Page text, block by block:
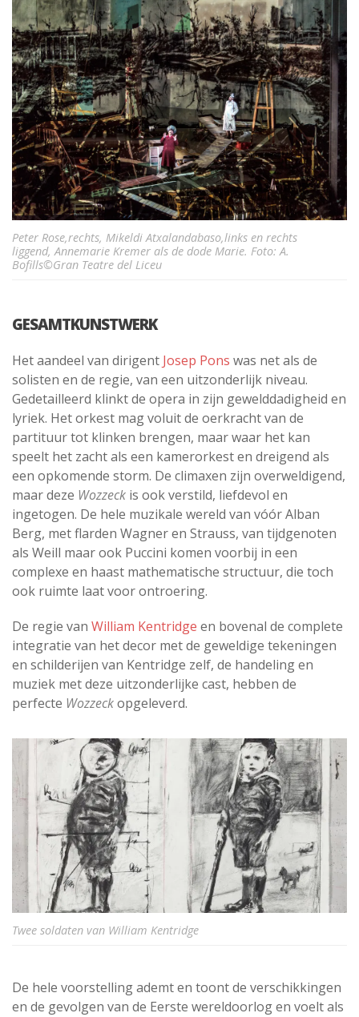
Peter Rose,rechts, Mikeldi Atxalandabaso,links en rechts
liggend, Annemarie Kremer als de dode Marie. Foto: A.
Bofills©Gran Teatre del Liceu
GESAMTKUNSTWERK
Het aandeel van dirigent Josep Pons was net als de
solisten en de regie, van een uitzonderlijk niveau.
Gedetailleerd klinkt de opera in zijn gewelddadigheid en
lyriek. Het orkest mag voluit de oerkracht van de
partituur tot klinken brengen, maar waar het kan
speelt het zacht als een kamerorkest en dreigend als
een opkomende storm. De climaxen zijn overweldigend,
maar deze Wozzeck is ook verstild, liefdevol en
ingetogen. De hele muzikale wereld van vóór Alban
Berg, met flarden Wagner en Strauss, van tijdgenoten
als Weill maar ook Puccini komen voorbij in een
complexe en haast mathematische structuur, die toch
ook ruimte laat voor ontroering.
De regie van William Kentridge en bovenal de complete
integratie van het decor met de geweldige tekeningen
en schilderijen van Kentridge zelf, de handeling en
muziek met deze uitzonderlijke cast, hebben de
perfecte Wozzeckopgeleverd.
Twee soldaten van William Kentridge
De hele voorstelling ademt en toont de verschikkingen
en de gevolgen van de Eerste wereldoorlog en voelt als